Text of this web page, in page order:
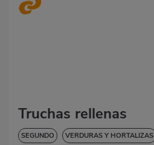
Truchas rellenas
SEGUNDO VERDURAS Y HORTALIZAS